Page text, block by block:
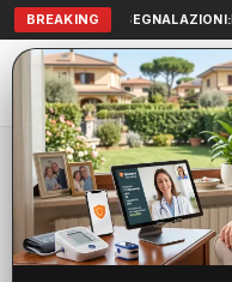
BREAKING SEGNALAZIONI:
Aranova • NET
PORTALE UTILE AL